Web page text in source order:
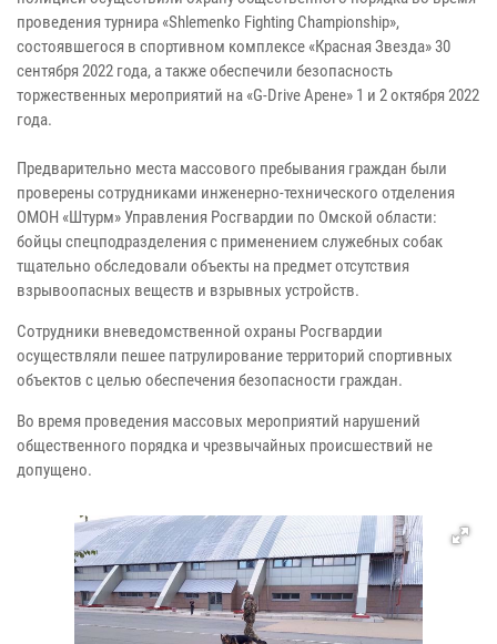
проведения турнира «Shlemenko Fighting Championship»,
состоявшегося в спортивном комплексе «Красная Звезда» 30
сентября 2022 года, а также обеспечили безопасность
торжественных мероприятий на «G-Drive Арене» 1 и 2 октября 2022
года.
Предварительно места массового пребывания граждан были
проверены сотрудниками инженерно-технического отделения
ОМОН «Штурм» Управления Росгвардии по Омской области:
бойцы спецподразделения с применением служебных собак
тщательно обследовали объекты на предмет отсутствия
взрывоопасных веществ и взрывных устройств.
Сотрудники вневедомственной охраны Росгвардии
осуществляли пешее патрулирование территорий спортивных
объектов с целью обеспечения безопасности граждан.
Во время проведения массовых мероприятий нарушений
общественного порядка и чрезвычайных происшествий не
допущено.